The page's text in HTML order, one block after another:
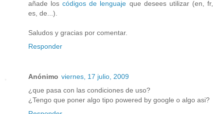
añade loscódigos de lenguaje que desees utilizar (en, fr,
es, de...).
Saludos y gracias por comentar.
Responder
Anónimo viernes, 17 julio, 2009
¿que pasa con las condiciones de uso?
¿Tengo que poner algo tipo powered by google o algo asi?